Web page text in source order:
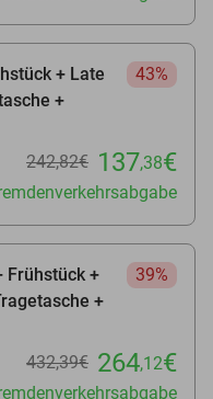
+ Late
+
43%
242,82€ 137,38€
Frühstück +
+
39%
432,39€ 264,12€